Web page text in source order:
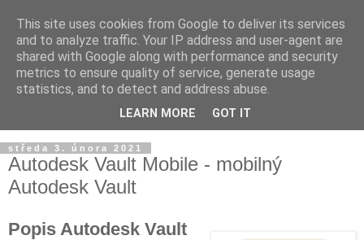
středa 3. února 2021
Autodesk Vault Mobile - mobilný
Autodesk Vault
Popis Autodesk Vault
This site uses cookies from Google to deliver its services
and to analyze traffic. Your IP address and user-agent are
shared with Google along with performance and security
metrics to ensure quality of service, generate usage
statistics, and to detect and address abuse.
LEARN MORE GOT IT